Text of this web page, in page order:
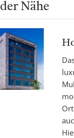
Nähe